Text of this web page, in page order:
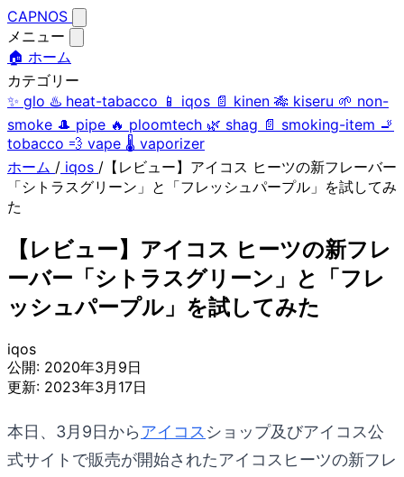
CAPNOS
メニュー
🏠 ホーム
カテゴリー
✨ glo ♨️ heat-tabacco 📱 iqos 📄 kinen 🎋 kiseru 🌱 non-
smoke 🎩 pipe 🔥 ploomtech 🌿 shag 📄 smoking-item 🚬
tobacco 💨 vape 🌡️ vaporizer
ホーム / iqos / 【レビュー】アイコス ヒーツの新フレーバー
「シトラスグリーン」と「フレッシュパープル」を試してみ
た
【レビュー】アイコス ヒーツの新フレ
ーバー「シトラスグリーン」と「フレ
ッシュパープル」を試してみた
iqos
公開: 2020年3月9日
更新: 2023年3月17日
本日、3月9日からアイコスショップ及びアイコス公
式サイトで販売が開始されたアイコスヒーツの新フレ